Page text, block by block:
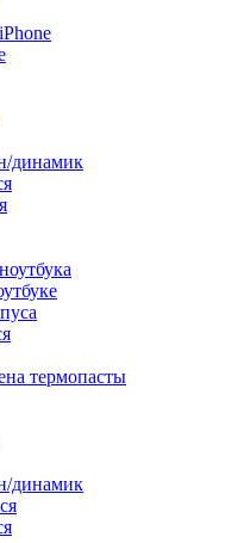
динамик
термопасты
динамик